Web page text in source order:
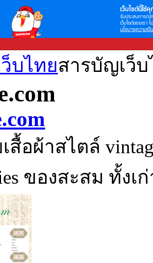
เว็บไซต์นี้ใช้คุ
รับประสบการณ์
เว็บไซต์ของเรา
นโยบายความเป็
บไทยสารบัญเว็
สื้อผ้าสไตล์
ของสะสม ทั้งเ